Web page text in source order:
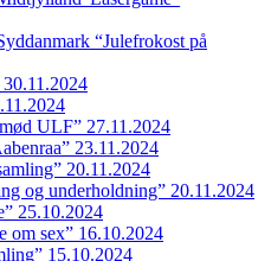
“Julefrokost på
30.11.2024
ULF” 27.11.2024
23.11.2024
20.11.2024
og underholdning” 20.11.2024
25.10.2024
om sex” 16.10.2024
15.10.2024